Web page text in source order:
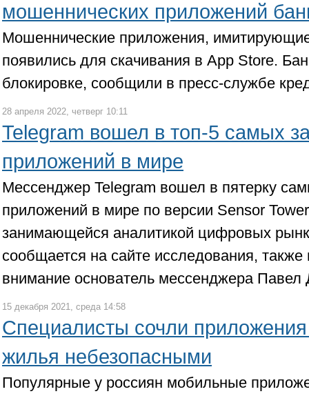
мошеннических приложений
Мошеннические приложения,
появились для скачивания в App Store.
блокировке, сообщили в пресс-службе
28 апреля 2022, четверг 10:11
Telegram вошел в топ-5 самых
приложений в мире
Мессенджер Telegram вошел в пятерку
приложений в мире по версии Sensor
занимающейся аналитикой цифровых
сообщается на сайте исследования, также
внимание основатель мессенджера Павел
15 декабря 2021, среда 14:58
Специалисты сочли
жилья небезопасными
Популярные у россиян мобильные